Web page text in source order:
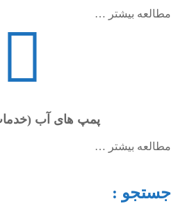
مطالعه بیشتر …
پمپ های آب
مطالعه بیشتر …
جستجو :